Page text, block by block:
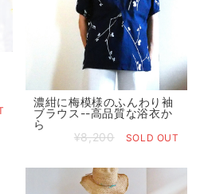
濃紺に梅模様のふんわり袖
ブラウス--高品質な浴衣か
ら
¥8,200
SOLD OUT